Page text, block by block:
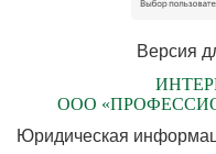
Версия
ООО
Юридическая